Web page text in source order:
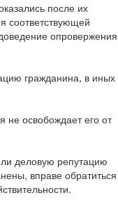
после их
соответствующей
опровержения
гражданина, в иных
не освобождает его от
деловую репутацию
вправе обратиться